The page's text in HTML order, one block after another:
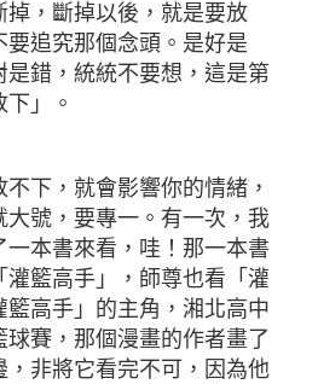
掉，斷掉以後，就是要放
要追究那個念頭。是好是
錯，統統不要想，這是第
」。
下，就會影響你的情緒，
大號，要專一。有一次，我
本書來看，哇！那一本書
籃高手」，師尊也看「灌
籃高手」的主角，湘北高中
賽，那個漫畫的作者畫了
非將它看完不可，因為他